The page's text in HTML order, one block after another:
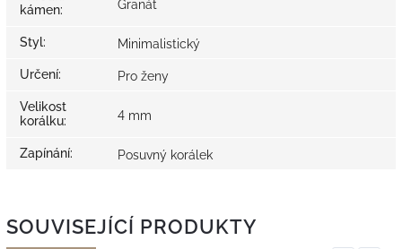
kámen: Granát
Styl: Minimalistický
Určení: Pro ženy
Velikost
korálku: 4 mm
Zapínání: Posuvný korálek
SOUVISEJÍCÍ PRODUKTY